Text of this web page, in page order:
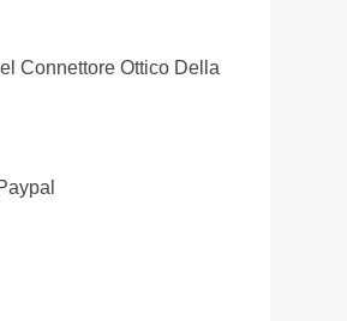
Connettore Ottico Della